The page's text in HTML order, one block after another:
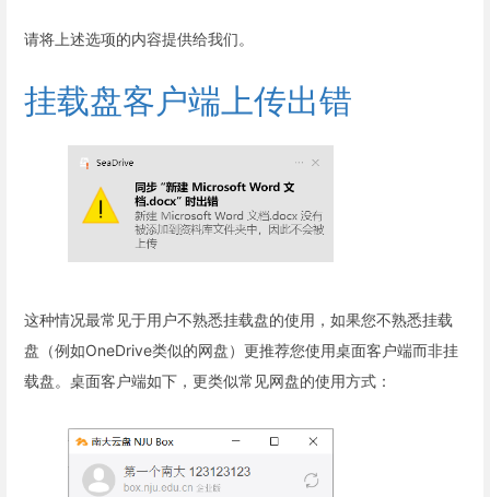
请将上述选项的内容提供给我们。
挂载盘客户端上传出错
这种情况最常见于用户不熟悉挂载盘的使用，如果您不熟悉挂载
盘（例如OneDrive类似的网盘）更推荐您使用桌面客户端而非挂
载盘。桌面客户端如下，更类似常见网盘的使用方式：